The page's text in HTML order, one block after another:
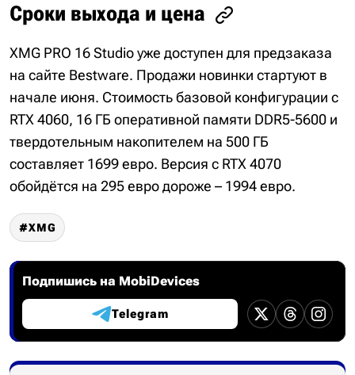
Сроки выхода и цена
XMG PRO 16 Studio уже доступен для предзаказа
на сайте Bestware. Продажи новинки стартуют в
начале июня. Стоимость базовой конфигурации с
RTX 4060, 16 ГБ оперативной памяти DDR5-5600 и
твердотельным накопителем на 500 ГБ
составляет 1699 евро. Версия с RTX 4070
обойдётся на 295 евро дороже – 1994 евро.
XMG
Подпишись на MobiDevices
Telegram